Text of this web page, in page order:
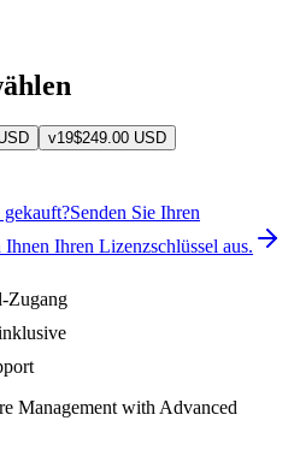
v19$249.00 USD
Senden Sie Ihren
Ihren Lizenzschlüssel aus.
Zugang
Management with Advanced